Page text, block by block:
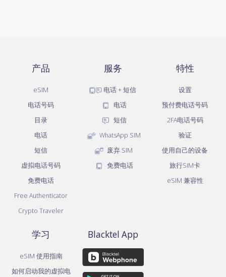
产品
eSIM
电话号码
目录
电话
短信
虚拟电话号码
免费电话
Free Authenticator
Crypto Traveler
服务
电话 + 短信
电话
短信
WhatsApp SIM
废弃 SIM
免费电话
特性
设置
预付费电话号码
2FA电话号码
验证
使用自己的设备
旅行SIM卡
eSIM 兼容性
学习
eSIM 使用指南
如何启动我的虚拟电
Blacktel App